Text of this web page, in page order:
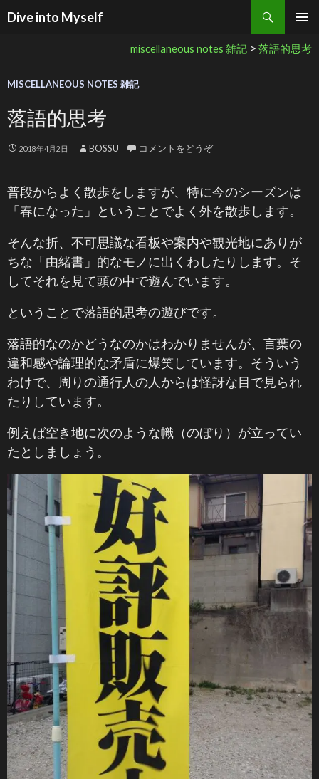
Dive into Myself
検索
miscellaneous notes 雑記 > 落語的思考
MISCELLANEOUS NOTES 雑記
落語的思考
2018年4月2日 BOSSU コメントをどうぞ
普段からよく散歩をしますが、特に今のシーズンは
「春になった」ということでよく外を散歩します。
そんな折、不可思議な看板や案内や観光地にありが
ちな「由緒書」的なモノに出くわしたりします。そ
してそれを見て頭の中で遊んでいます。
ということで落語的思考の遊びです。
落語的なのかどうなのかはわかりませんが、言葉の
違和感や論理的な矛盾に爆笑しています。そういう
わけで、周りの通行人の人からは怪訝な目で見られ
たりしています。
例えば空き地に次のような幟（のぼり）が立ってい
たとしましょう。